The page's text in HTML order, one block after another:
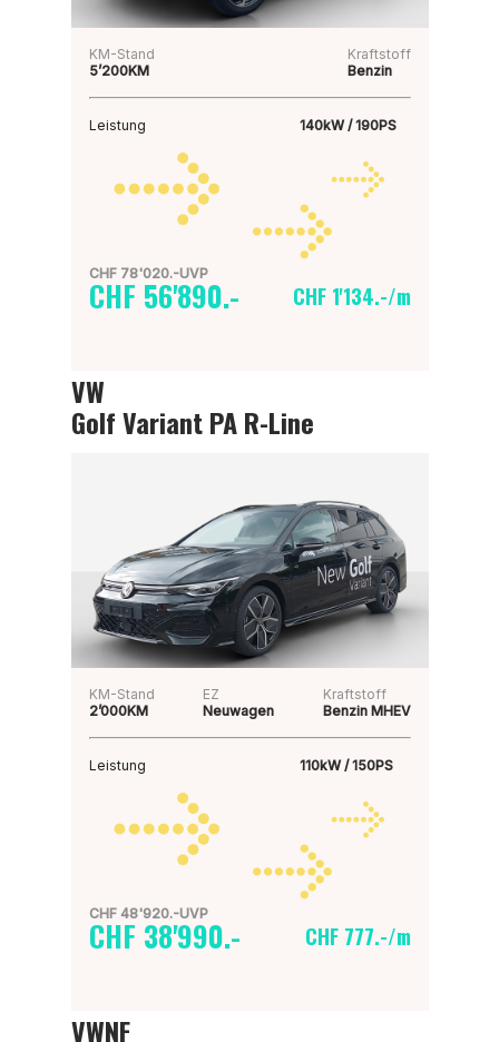
KM-Stand
5’200KM
Kraftstoff
Benzin
Leistung 140kW / 190PS
CHF 78'020.-UVP
CHF 56'890.- CHF 1'134.-/m
VW
Golf Variant PA R-Line
KM-Stand
2’000KM
EZ
Neuwagen
Kraftstoff
Benzin MHEV
Leistung 110kW / 150PS
CHF 48'920.-UVP
CHF 38'990.- CHF 777.-/m
VWNF